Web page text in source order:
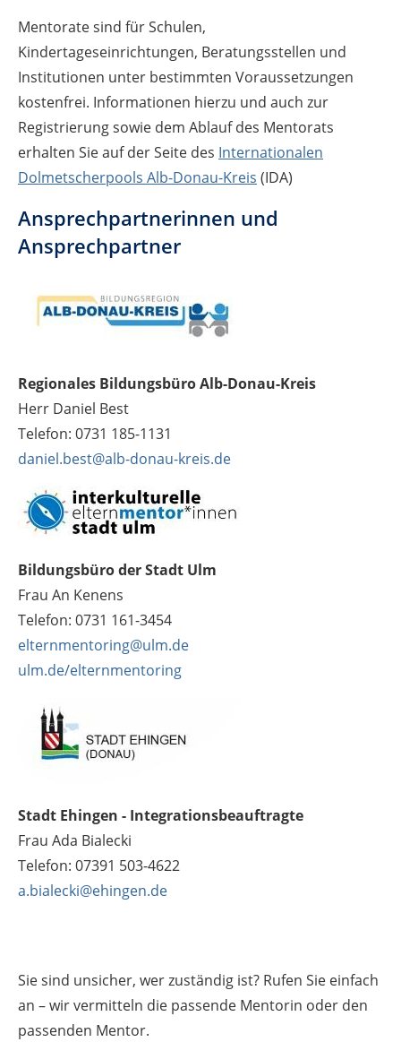
Mentorate sind für Schulen,
Kindertageseinrichtungen, Beratungsstellen und
Institutionen unter bestimmten Voraussetzungen
kostenfrei. Informationen hierzu und auch zur
Registrierung sowie dem Ablauf des Mentorats
erhalten Sie auf der Seite des Internationalen
Dolmetscherpools Alb-Donau-Kreis (IDA)
Ansprechpartnerinnen und
Ansprechpartner
Regionales Bildungsbüro Alb-Donau-Kreis
Herr Daniel Best
Telefon: 0731 185-1131
daniel.best@alb-donau-kreis.de
Bildungsbüro der Stadt Ulm
Frau An Kenens
Telefon: 0731 161-3454
elternmentoring@ulm.de
ulm.de/elternmentoring
Stadt Ehingen - Integrationsbeauftragte
Frau Ada Bialecki
Telefon: 07391 503-4622
a.bialecki@ehingen.de
Sie sind unsicher, wer zuständig ist? Rufen Sie einfach
an – wir vermitteln die passende Mentorin oder den
passenden Mentor.